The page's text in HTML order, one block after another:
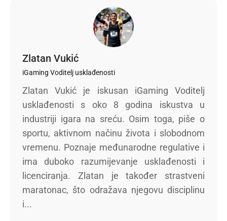
Zlatan Vukić
iGaming Voditelj usklađenosti
Zlatan Vukić je iskusan iGaming Voditelj
usklađenosti s oko 8 godina iskustva u
industriji igara na sreću. Osim toga, piše o
sportu, aktivnom načinu života i slobodnom
vremenu. Poznaje međunarodne regulative i
ima duboko razumijevanje usklađenosti i
licenciranja. Zlatan je također strastveni
maratonac, što odražava njegovu disciplinu
i...